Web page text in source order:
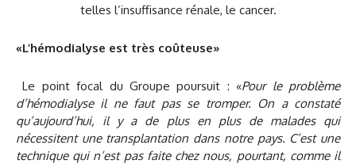
«L’hémodialyse est très coûteuse»
Le point focal du Groupe poursuit : «Pour le problème
d’hémodialyse il ne faut pas se tromper. On a constaté
qu’aujourd’hui, il y a de plus en plus de malades qui
nécessitent une transplantation dans notre pays. C’est une
technique qui n’est pas faite chez nous, pourtant, comme il